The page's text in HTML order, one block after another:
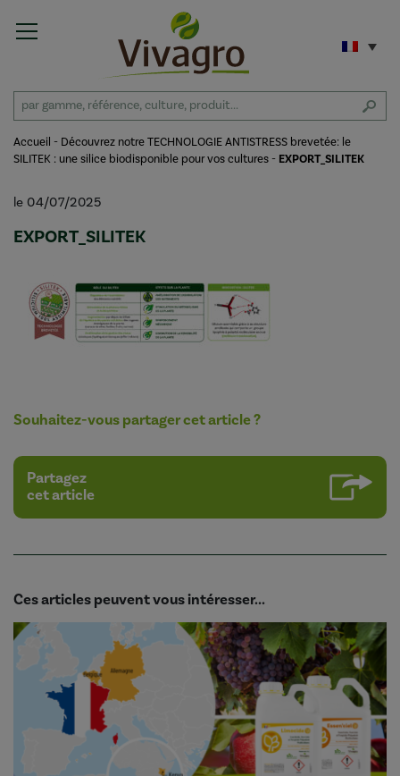
Accueil - Découvrez notre TECHNOLOGIE ANTISTRESS brevetée: le
SILITEK : une silice biodisponible pour vos cultures - EXPORT_SILITEK
le 04/07/2025
EXPORT_SILITEK
Souhaitez-vous partager cet article ?
Partagez
cet article
Ces articles peuvent vous intéresser...